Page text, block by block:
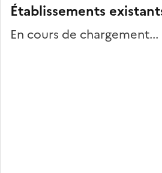
Établissements
En cours de chargement...